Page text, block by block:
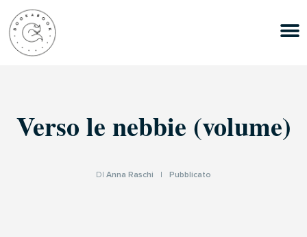
Verso le nebbie (volume)
DI Anna Raschi Pubblicato